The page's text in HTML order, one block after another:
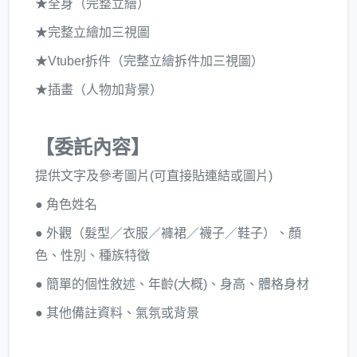
★全身（完整立繪）
★完整立繪加三視圖
★Vtuber拆件（完整立繪拆件加三視圖）
★插畫（人物加背景）
【委託內容】
提供文字及參考圖片(可直接貼連結或圖片)
● 角色姓名
● 外觀（髮型／衣服／褲裙／襪子／鞋子）、顏
色、性別、種族特徵
● 簡單的個性敘述、年齡(大概)、身高、體格身材
● 其他備註資料、氣氛或背景